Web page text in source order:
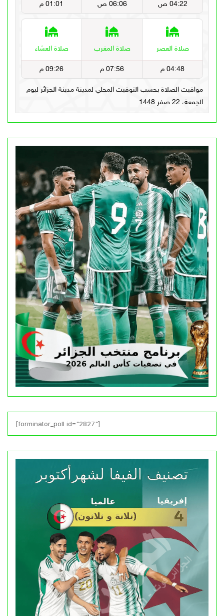
[forminator_poll id="2827"]